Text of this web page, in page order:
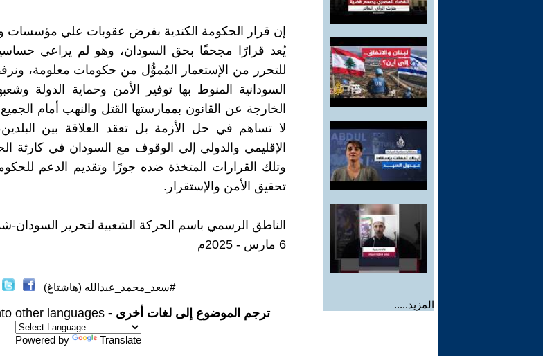
المزيد.....
إن قرار الحكومة الكندية بفرض عقوبات علي مؤسسات
يُعد قرارًا مجحفًا بحق السودان، وهو لم يراعي
للتحرر من الإستعمار المُموُّل من حكومات معلومة،
السودانية المنوط بها توفير الأمن وحماية الدولة
الخارجة عن القانون بممارستها القتل والنهب أمام
لا تساهم في حل الأزمة بل تعقد العلاقة بين
الإقليمي والدولي إلي الوقوف مع السودان في كارثة
وتلك القرارات المتخذة ضده جورًا وتقديم الدعم
تحقيق الأمن والإستقرار.
الناطق الرسمي باسم الحركة الشعبية لتحرير السودان-
6 مارس - 2025م
#سعد_محمد_عبدالله (هاشتاغ)
ترجم الموضوع إلى لغات أخرى - other languages
Powered by Translate